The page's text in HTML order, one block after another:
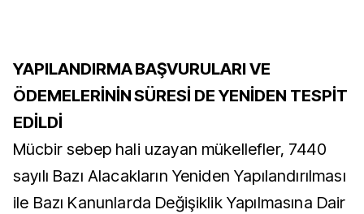
YAPILANDIRMA BAŞVURULARI VE
ÖDEMELERİNİN SÜRESİ DE YENİDEN TESPİT
EDİLDİ
Mücbir sebep hali uzayan mükellefler, 7440
sayılı Bazı Alacakların Yeniden Yapılandırılması
ile Bazı Kanunlarda Değişiklik Yapılmasına Dair